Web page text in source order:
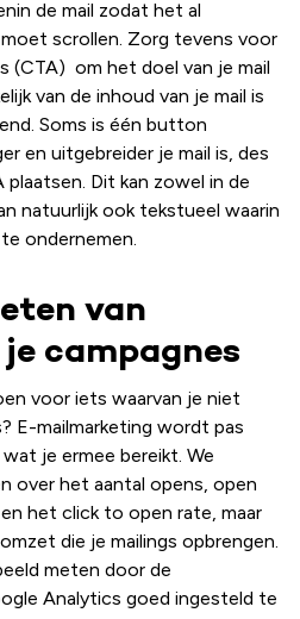
de mail zodat het al
scrollen. Zorg tevens voor
om het doel van je mail
van de inhoud van je mail is
Soms is één button
en uitgebreider je mail is, des
Dit kan zowel in de
natuurlijk ook tekstueel waarin
ondernemen.
van
campagnes
voor iets waarvan je niet
E-mailmarketing wordt pas
je ermee bereikt. We
over het aantal opens, open
het click to open rate, maar
die je mailings opbrengen.
meten door de
Analytics goed ingesteld te